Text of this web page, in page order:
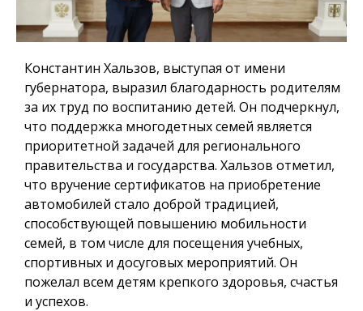
Константин Хальзов, выступая от имени
губернатора, выразил благодарность родителям
за их труд по воспитанию детей. Он подчеркнул,
что поддержка многодетных семей является
приоритетной задачей для регионального
правительства и государства. Хальзов отметил,
что вручение сертификатов на приобретение
автомобилей стало доброй традицией,
способствующей повышению мобильности
семей, в том числе для посещения учебных,
спортивных и досуговых мероприятий. Он
пожелал всем детям крепкого здоровья, счастья
и успехов.